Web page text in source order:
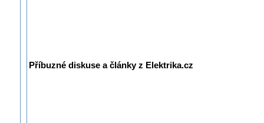
Příbuzné diskuse a články z Elektrika.cz